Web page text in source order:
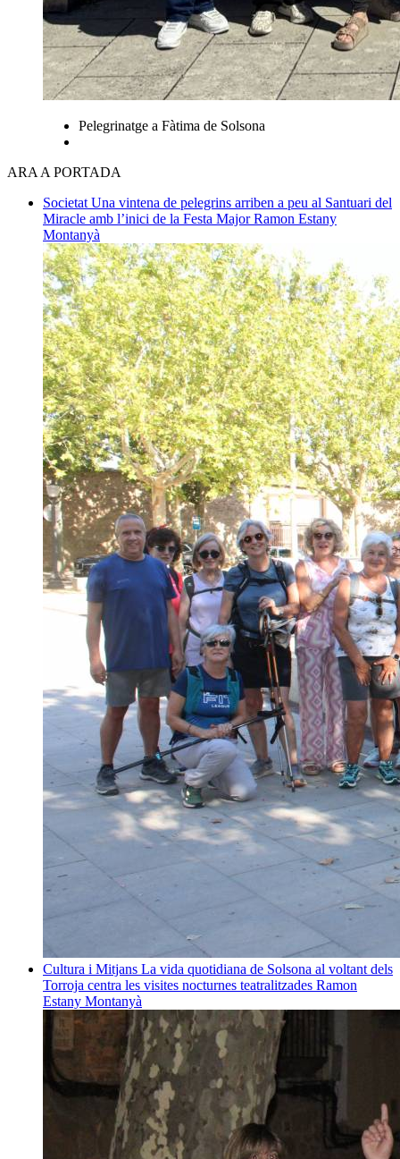
Pelegrinatge a Fàtima de Solsona
ARA A PORTADA
Societat Una vintena de pelegrins arriben a peu al Santuari del
Miracle amb l’inici de la Festa MajorRamon Estany
Montanyà
Cultura i Mitjans La vida quotidiana de Solsona al voltant dels
Torroja centra les visites nocturnes teatralitzades Ramon
Estany Montanyà